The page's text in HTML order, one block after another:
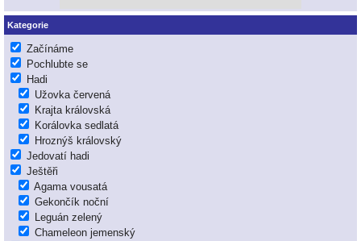
Kategorie
Začínáme
Pochlubte se
Hadi
Užovka červená
Krajta královská
Korálovka sedlatá
Hroznýš královský
Jedovatí hadi
Ještěři
Agama vousatá
Gekončík noční
Leguán zelený
Chameleon jemenský